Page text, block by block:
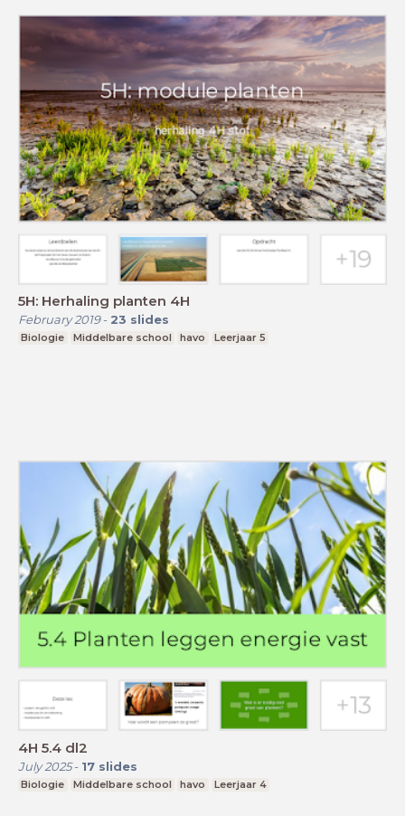
5H: Herhaling planten 4H
February 2019- 23 slides
Biologie Middelbare school havo Leerjaar 5
4H 5.4 dl2
July 2025- 17 slides
Biologie Middelbare school havo Leerjaar 4